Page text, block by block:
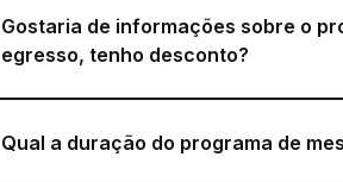
Gostaria de informações sobre o
egresso, tenho desconto?
Qual a duração do programa de